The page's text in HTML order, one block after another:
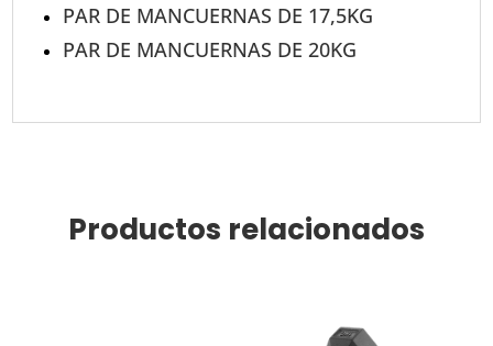
PAR DE MANCUERNAS DE 17,5KG
PAR DE MANCUERNAS DE 20KG
Productos relacionados